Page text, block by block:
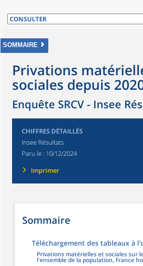
SOMMAIRE
Privations
sociales depuis
Enquête SRCV - Insee
CHIFFRES DÉTAILLÉS
Insee Résultats
Paru le : 10/12/2024
Imprimer
Sommaire
Téléchargement des tableaux à
Privations matérielles et sociales sur
l'ensemble de la population, France